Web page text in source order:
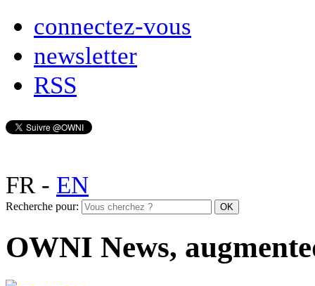
connectez-vous
newsletter
RSS
FR- EN
Recherche pour:
OWNI News,